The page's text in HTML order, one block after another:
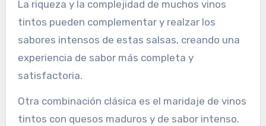
La riqueza y la complejidad de muchos vinos
tintos pueden complementar y realzar los
sabores intensos de estas salsas, creando una
experiencia de sabor más completa y
satisfactoria.
Otra combinación clásica es el maridaje de vinos
tintos con quesos maduros y de sabor intenso.